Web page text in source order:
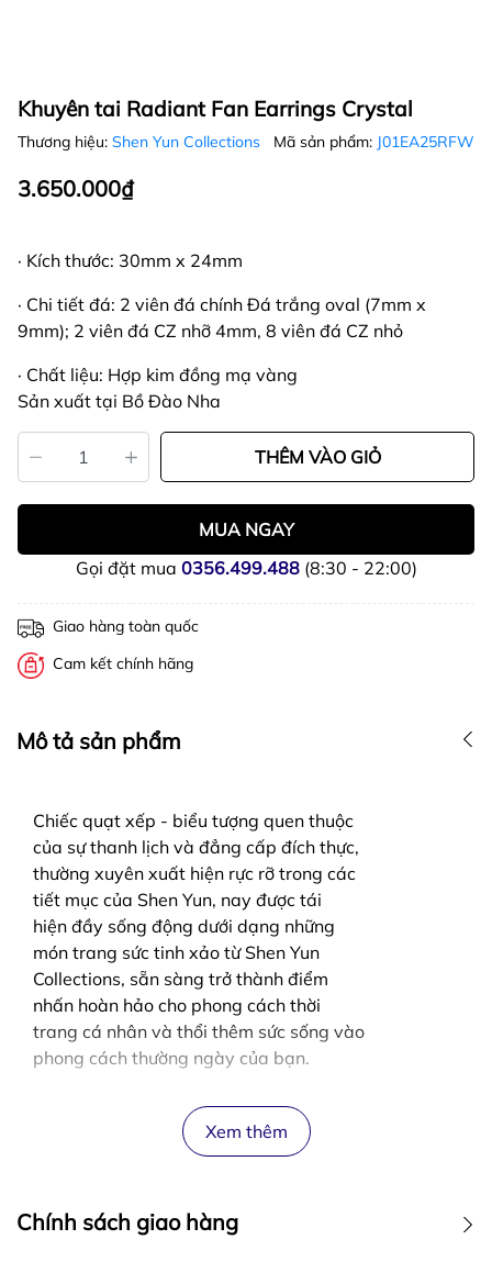
Khuyên tai Radiant Fan Earrings Crystal
Thương hiệu: Shen Yun Collections Mã sản phẩm: J01EA25RFW
3.650.000₫
· Kích thước: 30mm x 24mm
· Chi tiết đá: 2 viên đá chính Đá trắng oval (7mm x
9mm); 2 viên đá CZ nhỡ 4mm, 8 viên đá CZ nhỏ
· Chất liệu: Hợp kim đồng mạ vàng
Sản xuất tại Bồ Đào Nha
THÊM VÀO GIỎ
MUA NGAY
Gọi đặt mua 0356.499.488(8:30 - 22:00)
Giao hàng toàn quốc
Cam kết chính hãng
Mô tả sản phẩm
Chiếc quạt xếp - biểu tượng quen thuộc
của sự thanh lịch và đẳng cấp đích thực,
thường xuyên xuất hiện rực rỡ trong các
tiết mục của Shen Yun, nay được tái
hiện đầy sống động dưới dạng những
món trang sức tinh xảo từ Shen Yun
Collections, sẵn sàng trở thành điểm
nhấn hoàn hảo cho phong cách thời
trang cá nhân và thổi thêm sức sống vào
phong cách thường ngày của bạn.
Xem thêm
Chính sách giao hàng